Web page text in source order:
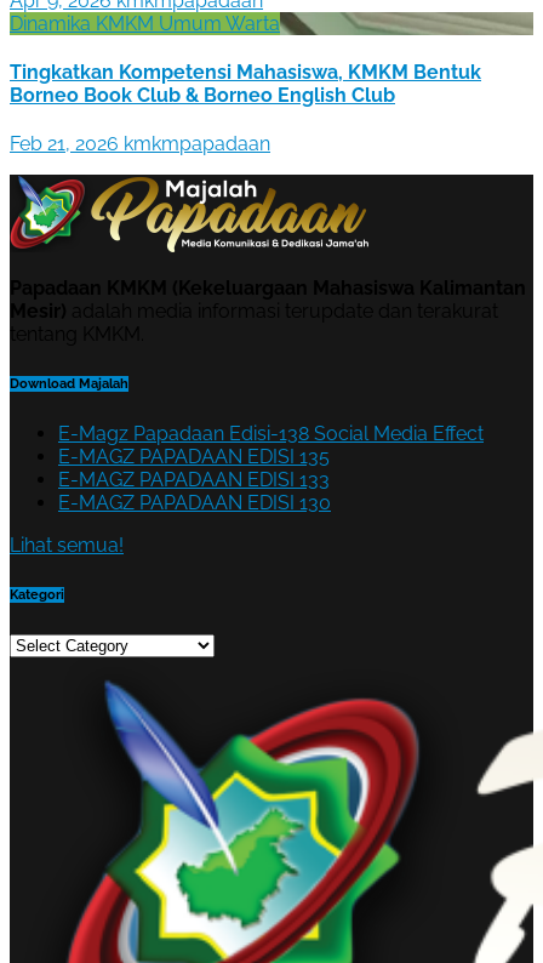
Dinamika KMKM Umum Warta
Tingkatkan Kompetensi Mahasiswa, KMKM Bentuk
Borneo Book Club & Borneo English Club
Feb 21, 2026 kmkmpapadaan
Download Majalah
E-Magz Papadaan Edisi-138 Social Media Effect
E-MAGZ PAPADAAN EDISI 135
E-MAGZ PAPADAAN EDISI 133
E-MAGZ PAPADAAN EDISI 130
Lihat semua!
Kategori
Kategori